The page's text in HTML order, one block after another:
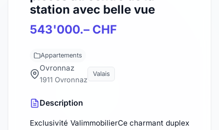
station avec belle vue
543'000.– CHF
Appartements
Ovronnaz
1911 Ovronnaz
Valais
Description
Exclusivité ValimmobilierCe charmant duplex